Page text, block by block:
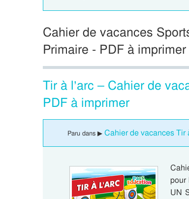
Cahier de vacances
Primaire - PDF à imprimer
Tir à l’arc – Cahier de
PDF à imprimer
Paru dans ▶ Cahier de vacances Tir
pour
UN